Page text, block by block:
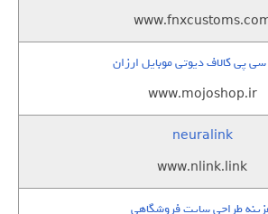
پی کالاف دیوتی موبایل ارزان
www.mojoshop.ir
neuralink
www.nlink.link
طراحی سایت فروشگاهی